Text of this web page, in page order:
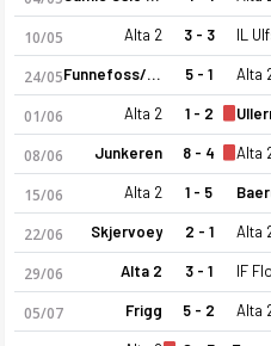
10/05 Alta 2 3 - 3 IL
24/05 Funnefoss/Vormsund 5 - 1 Alta
01/06 Alta 2 1 - 2
08/06 Junkeren 8 - 4 Alta
15/06 Alta 2 1 - 5
22/06 Skjervoey 2 - 1 Alta
29/06 Alta 2 3 - 1 IF
05/07 Frigg 5 - 2 Alta